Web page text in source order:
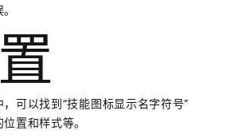
可以找到“技能图标显示名字符号”
置和样式等。